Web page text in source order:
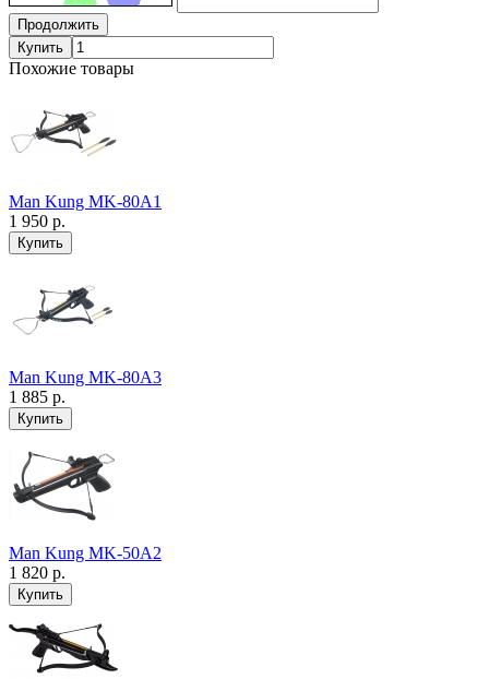
Продолжить
Купить
Похожие товары
Man Kung MK-80A1
1 950 р.
Man Kung MK-80A3
1 885 р.
Man Kung MK-50A2
1 820 р.